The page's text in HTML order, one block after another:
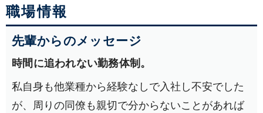
職場情報
先輩からのメッセージ
時間に追われない勤務体制。
私自身も他業種から経験なしで入社し不安でした
が、周りの同僚も親切で分からないことがあれば